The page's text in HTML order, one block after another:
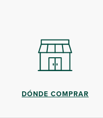
DÓNDE COMPRAR